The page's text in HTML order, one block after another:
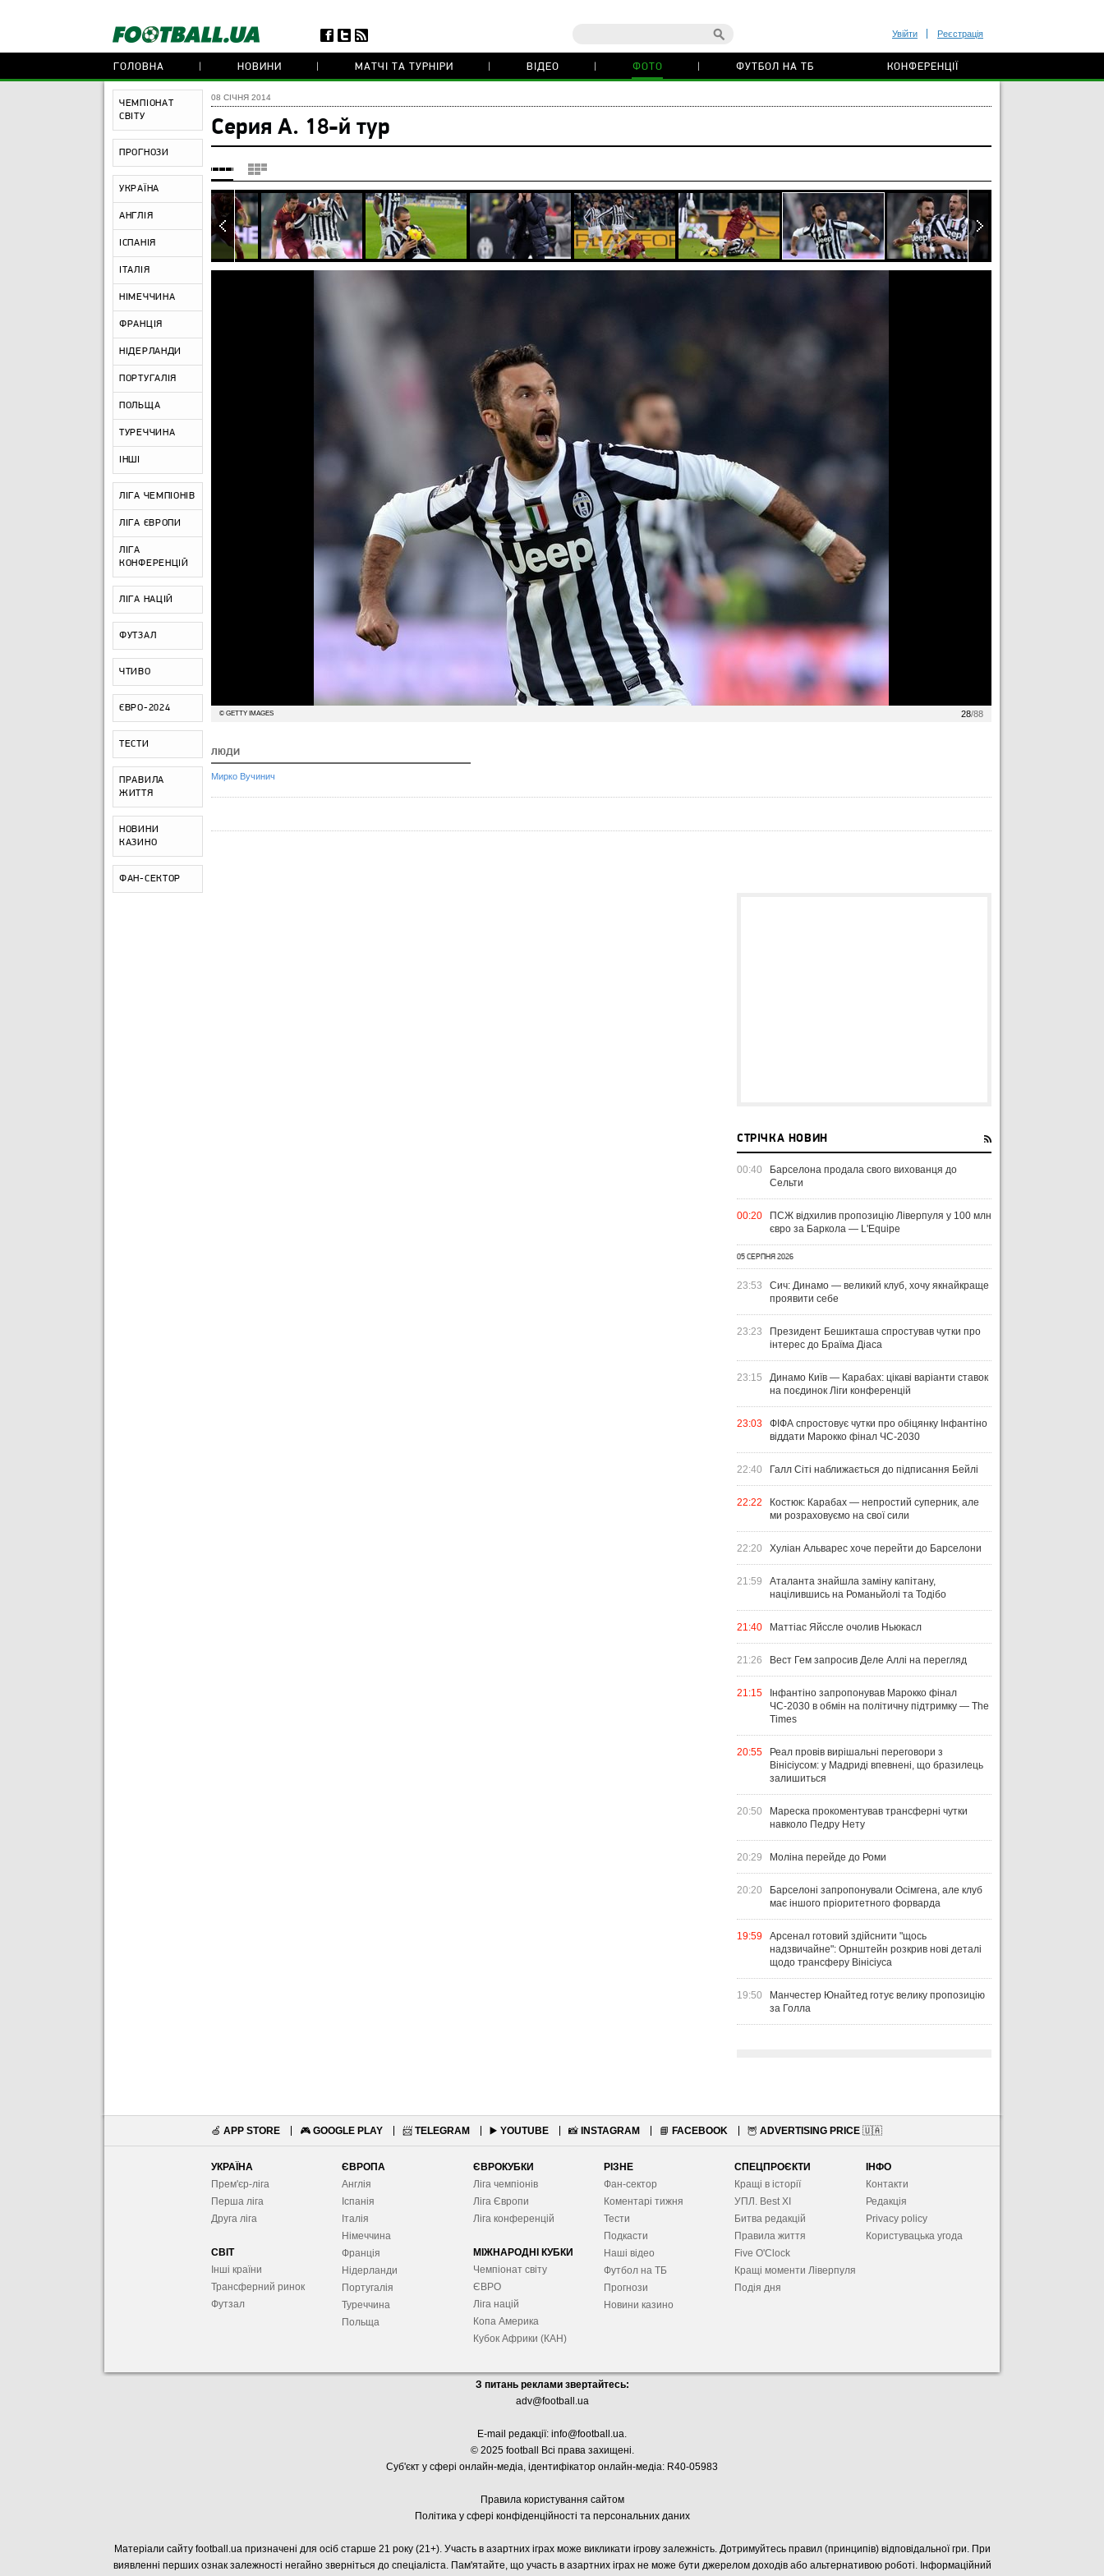
Увійти Реєстрація
ГОЛОВНА НОВИНИ МАТЧІ ТА ТУРНІРИ ВІДЕО ФОТО ФУТБОЛ НА ТБ КОНФЕРЕНЦІЇ
ЧЕМПІОНАТ
СВІТУ
ПРОГНОЗИ
УКРАЇНА
АНГЛІЯ
ІСПАНІЯ
ІТАЛІЯ
НІМЕЧЧИНА
ФРАНЦІЯ
НІДЕРЛАНДИ
ПОРТУГАЛІЯ
ПОЛЬЩА
ТУРЕЧЧИНА
ІНШІ
ЛІГА ЧЕМПІОНІВ
ЛІГА ЄВРОПИ
ЛІГА
КОНФЕРЕНЦІЙ
ЛІГА НАЦІЙ
ФУТЗАЛ
ЧТИВО
ЄВРО-2024
ТЕСТИ
ПРАВИЛА
ЖИТТЯ
НОВИНИ
КАЗИНО
ФАН-СЕКТОР
08 СІЧНЯ 2014
Серия А. 18-й тур
28/88
© GETTY IMAGES
ЛЮДИ
Мирко Вучинич
СТРІЧКА НОВИН
00:40
Барселона продала свого вихованця до
Сельти
00:20
ПСЖ відхилив пропозицію Ліверпуля у 100 млн
євро за Баркола — L'Equipe
05 СЕРПНЯ 2026
23:53
Сич: Динамо — великий клуб, хочу якнайкраще
проявити себе
23:23
Президент Бешикташа спростував чутки про
інтерес до Браїма Діаса
23:15
Динамо Київ — Карабах: цікаві варіанти ставок
на поєдинок Ліги конференцій
23:03
ФІФА спростовує чутки про обіцянку Інфантіно
віддати Марокко фінал ЧС-2030
22:40 Галл Сіті наближається до підписання Бейлі
22:22
Костюк: Карабах — непростий суперник, але
ми розраховуємо на свої сили
22:20 Хуліан Альварес хоче перейти до Барселони
21:59
Аталанта знайшла заміну капітану,
націлившись на Романьйолі та Тодібо
21:40 Маттіас Яйссле очолив Ньюкасл
21:26 Вест Гем запросив Деле Аллі на перегляд
21:15
Інфантіно запропонував Марокко фінал
ЧС-2030 в обмін на політичну підтримку — The
Times
20:55
Реал провів вирішальні переговори з
Вінісіусом: у Мадриді впевнені, що бразилець
залишиться
20:50
Мареска прокоментував трансферні чутки
навколо Педру Нету
20:29 Моліна перейде до Роми
20:20
Барселоні запропонували Осімгена, але клуб
має іншого пріоритетного форварда
19:59
Арсенал готовий здійснити "щось
надзвичайне": Орнштейн розкрив нові деталі
щодо трансферу Вінісіуса
19:50
Манчестер Юнайтед готує велику пропозицію
за Голла
🍏 APP STORE 🎮 GOOGLE PLAY 📨 TELEGRAM ▶️ YOUTUBE 📸 INSTAGRAM 📘 FACEBOOK 🦉 ADVERTISING PRICE 🇺🇦
УКРАЇНА
Прем'єр-ліга
Перша ліга
Друга ліга
СВІТ
Інші країни
Трансферний ринок
Футзал
ЄВРОПА
Англія
Іспанія
Італія
Німеччина
Франція
Нідерланди
Португалія
Туреччина
Польща
ЄВРОКУБКИ
Ліга чемпіонів
Ліга Європи
Ліга конференцій
МІЖНАРОДНІ КУБКИ
Чемпіонат світу
ЄВРО
Ліга націй
Копа Америка
Кубок Африки (КАН)
РІЗНЕ
Фан-сектор
Коментарі тижня
Тести
Подкасти
Наші відео
Футбол на ТБ
Прогнози
Новини казино
СПЕЦПРОЄКТИ
Кращі в історії
УПЛ. Best XІ
Битва редакцій
Правила життя
Five O'Clock
Кращі моменти Ліверпуля
Подія дня
ІНФО
Контакти
Редакція
Privacy policy
Користувацька угода
З питань реклами звертайтесь:
adv@football.ua
E-mail редакції: info@football.ua.
© 2025 football Всі права захищені.
Суб'єкт у сфері онлайн-медіа, ідентифікатор онлайн-медіа: R40-05983
Правила користування сайтом
Політика у сфері конфіденційності та персональних даних
Матеріали сайту football.ua призначені для осіб старше 21 року (21+). Участь в азартних іграх може викликати ігрову залежність. Дотримуйтесь правил (принципів) відповідальної гри. При
виявленні перших ознак залежності негайно зверніться до спеціаліста. Пам'ятайте, що участь в азартних іграх не може бути джерелом доходів або альтернативою роботі. Інформаційний